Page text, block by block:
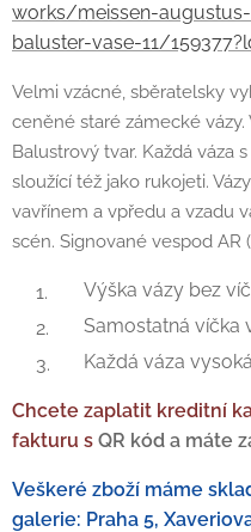
works/meissen-
baluster-vase-11/
Velmi vzácné, sběratelsky
ceněné staré zámecké vázy.
Balustrový tvar. Každá váza
sloužící též jako rukojeti.
vavřínem a vpředu a vzadu
scén. Signované vespod AR
Výška vázy bez
Samostatná víčka
Každá váza
Chcete zaplatit kreditní
fakturu s QR kód a máte
Veškeré zboží máme
galerie: Praha 5,